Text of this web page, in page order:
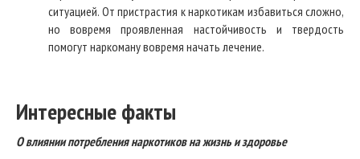
ситуацией. От пристрастия к наркотикам избавиться сложно,
но вовремя проявленная настойчивость и твердость
помогут наркоману вовремя начать лечение.
Интересные факты
О влиянии потребления наркотиков на жизнь и здоровье